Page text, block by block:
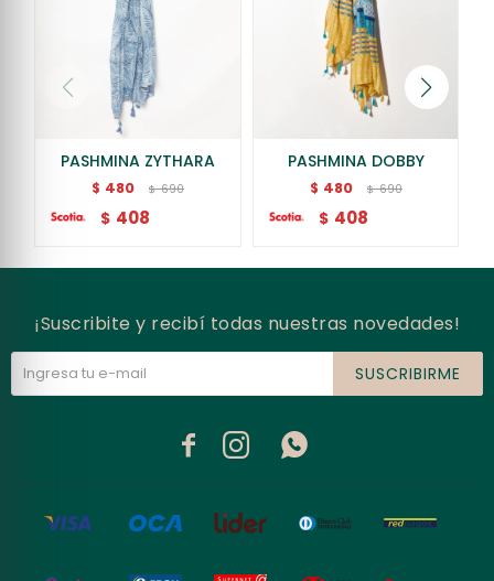
PASHMINA ZYTHARA
$ 480 $ 690
$ 408
PASHMINA DOBBY
$ 480 $ 690
$ 408
¡Suscribite y recibí todas nuestras novedades!
SUSCRIBIRME
  